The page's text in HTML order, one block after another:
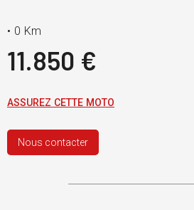
• 0 Km
11.850 €
ASSUREZ CETTE MOTO
Nous contacter